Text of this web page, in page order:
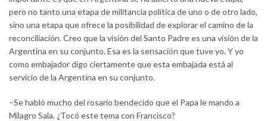
pero no tanto una etapa de militancia política de uno o de otro lado,
sino una etapa que ofrece la posibilidad de explorar el camino de la
reconciliación. Creo que la visión del Santo Padre es una visión de la
Argentina en su conjunto. Esa es la sensación que tuve yo. Y yo
como embajador digo ciertamente que esta embajada está al
servicio de la Argentina en su conjunto.
–Se habló mucho del rosario bendecido que el Papa le mando a
Milagro Sala. ¿Tocó este tema con Francisco?